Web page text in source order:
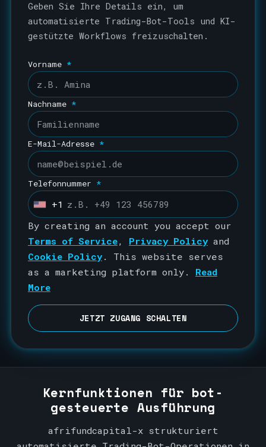
Geben Sie Ihre Details ein, um
automatisierte Trading-Bot-Tools und KI-
gestützte Workflows freizuschalten.
Vorname *
Nachname *
E-Mail-Adresse *
Telefonnummer *
U
n
i
t
e
d
a
t
+
+1
By creating an account you accept our
Terms of Service, Privacy Policyand
Cookie Policy. This website serves
as a marketing platform only. Read
More
JETZT ZUGANG SCHALTEN
Kernfunktionen für bot-
gesteuerte Ausführung
afrifundcapital-x strukturiert